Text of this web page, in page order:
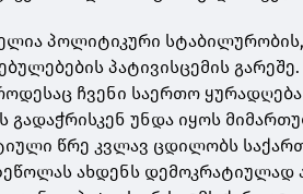
პოლიტიკური სტაბილურობის,
პატივისცემის გარეშე.
ჩვენი საერთო
უნდა იყოს
წრე კვლავ ცდილობს
ახდენს დემოკრატიულად